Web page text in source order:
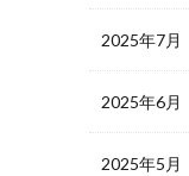
2025年7月
2025年6月
2025年5月